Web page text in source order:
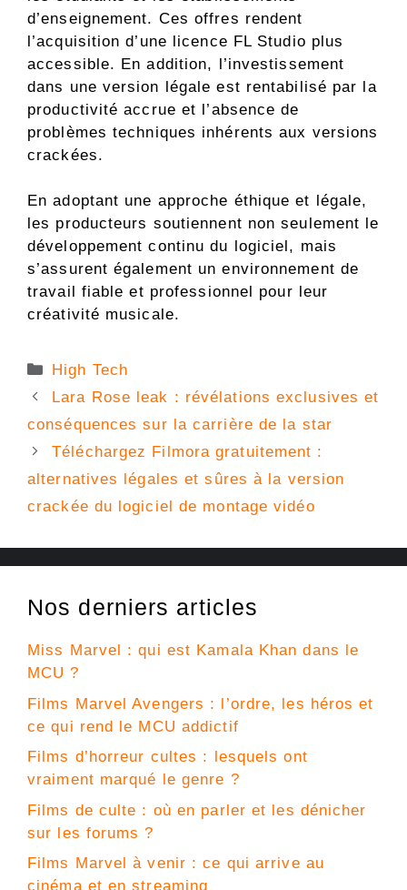
d’enseignement. Ces offres rendent
l’acquisition d’une licence FL Studio plus
accessible. En addition, l’investissement
dans une version légale est rentabilisé par la
productivité accrue et l’absence de
problèmes techniques inhérents aux versions
crackées.
En adoptant une approche éthique et légale,
les producteurs soutiennent non seulement le
développement continu du logiciel, mais
s’assurent également un environnement de
travail fiable et professionnel pour leur
créativité musicale.
Catégories
High Tech
Lara Rose leak : révélations exclusives et
conséquences sur la carrière de la star
Téléchargez Filmora gratuitement :
alternatives légales et sûres à la version
crackée du logiciel de montage vidéo
Nos derniers articles
Miss Marvel : qui est Kamala Khan dans le
MCU ?
Films Marvel Avengers : l’ordre, les héros et
ce qui rend le MCU addictif
Films d’horreur cultes : lesquels ont
vraiment marqué le genre ?
Films de culte : où en parler et les dénicher
sur les forums ?
Films Marvel à venir : ce qui arrive au
cinéma et en streaming